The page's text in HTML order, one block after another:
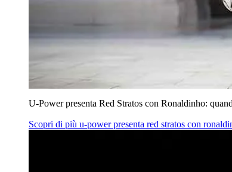
U‑Power presenta Red Stratos con Ronaldinho:
Scopri di più u‑power presenta red stratos con